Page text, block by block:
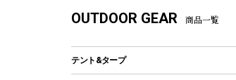
OUTDOOR GEAR 商品一覧
テント&タープ